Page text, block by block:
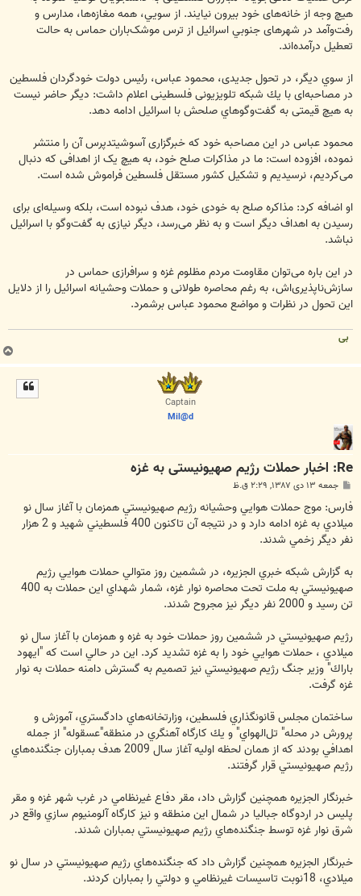
هیچ وجه از خانه‌های خود بيرون نيايند. از سویي، همه مغازه‌ها، مدارس و
رفت‌وآمد در شهرهای جنوبي اسرائیل از ترس موشک‌باران حماس به حالت
تعطیل درآمده‌اند.
از سوي ديگر، در تحول جدیدی، محمود عباس، رئیس دولت خودگردان فلسطین
در مصاحبه‌ای با يك شبکه تلویزیونی فلسطینی اعلام داشت: دیگر حاضر نیست
به هیچ قیمتی به گفت‌وگوهاي صلحش با اسرائیل ادامه دهد.
محمود عباس در این مصاحبه خود که خبرگزاری آسوشیتدپرس آن را منتشر
نموده، افزوده است: ما در مذاکرات صلح خود، به هیچ یک از اهدافی که دنبال
می‌کردیم، نرسیدیم و تشکیل کشور مستقل فلسطین فراموش شده است.
او اضافه كرد: مذاکره صلح به خودی خود، هدف نبوده است، بلکه وسیله‌ای برای
رسیدن به اهداف دیگر است و به نظر می‌رسد، دیگر نیازی به گفت‌وگو با اسرائیل
نباشد.
در اين باره می‌توان مقاومت مردم مظلوم غزه و سرافرازی حماس در
سازش‌ناپذیری‌اش، به رغم محاصره طولانی و حملات وحشیانه اسرائیل را از دلایل
این تحول در نظرات و مواضع محمود عباس برشمرد.
بی
ب
ا
Captain
Mil@d
Re: اخبار حملات رژیم صهیونیستی به غزه
پ
ت
جمعه ۱۳ دی ۱۳۸۷, ۲:۲۹ ق.ظ
فارس: موج حملات هوايي وحشيانه رژيم صهيونيستي همزمان با آغاز سال نو
ميلادي به غزه ادامه دارد و در نتيجه آن تاكنون 400 فلسطيني شهيد و 2 هزار
نفر ديگر زخمي شدند.
به گزارش شبكه خبري الجزيره، در ششمين روز متوالي حملات هوايي رژيم
صهيونيستي به ملت تحت محاصره نوار غزه، شمار شهداي اين حملات به 400
تن رسيد و 2000 نفر ديگر نيز مجروح شدند.
رژيم صهيونيستي در ششمين روز حملات خود به غزه و همزمان با آغاز سال نو
ميلادي ، حملات هوايي خود را به غزه تشديد كرد. اين در حالي است كه "ايهود
باراك" وزير جنگ رژيم صهيونيستي نيز تصميم به گسترش دامنه حملات به نوار
غزه گرفت.
ساختمان مجلس قانونگذاري فلسطين، وزارتخانه‌هاي دادگستري، آموزش و
پرورش در محله" تل‌الهواي" و يك كارگاه آهنگري در منطقه"عسقوله" از جمله
اهدافي بودند كه از همان لحظه اوليه آغاز سال 2009 هدف بمباران جنگنده‌هاي
رژيم صهيونيستي قرار گرفتند.
خبرنگار الجزيره همچنين گزارش داد، مقر دفاع غيرنظامي در غرب شهر غزه و مقر
پليس در اردوگاه جباليا در شمال اين منطقه و نيز كارگاه آلومنيوم سازي واقع در
شرق نوار غزه توسط جنگنده‌هاي رژيم صهيونيستي بمباران شدند.
خبرنگار الجزيره همچنين گزارش داد كه جنگنده‌هاي رژيم صهيونيستي در سال نو
ميلادي، 18نوبت تاسيسات غيرنظامي و دولتي را بمباران كردند.